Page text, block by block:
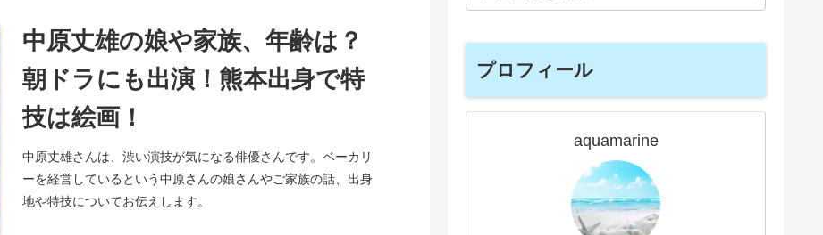
中原丈雄の娘や家族、年齢は？
朝ドラにも出演！熊本出身で特
技は絵画！
中原丈雄さんは、渋い演技が気になる俳優さんです。ベーカリ
ーを経営しているという中原さんの娘さんやご家族の話、出身
地や特技についてお伝えします。
プロフィール
aquamarine